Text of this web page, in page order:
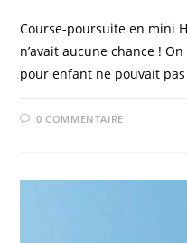
Course-poursuite en mini
n’avait aucune chance !
pour enfant ne pouvait
0 COMMENTAIRE